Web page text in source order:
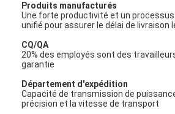
Produits manufacturés
Une forte productivité et un
unifié pour assurer le délai de livraison
CQ/QA
20% des employés sont des
garantie
Département d'expédition
Capacité de transmission de
précision et la vitesse de transport